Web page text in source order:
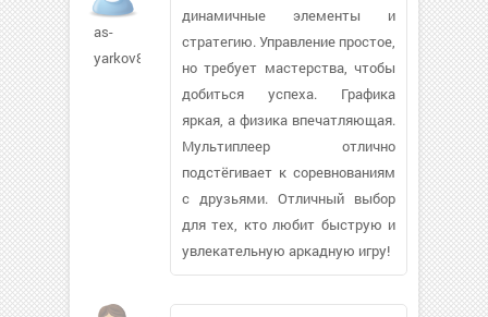
as-
yarkov857
динамичные элементы и
стратегию. Управление простое,
но требует мастерства, чтобы
добиться успеха. Графика
яркая, а физика впечатляющая.
Мультиплеер отлично
подстёгивает к соревнованиям
с друзьями. Отличный выбор
для тех, кто любит быструю и
увлекательную аркадную игру!